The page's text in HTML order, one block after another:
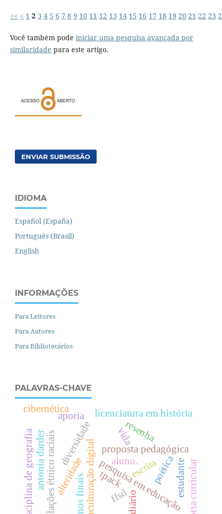
<< < 1 2 3 4 5 6 7 8 9 10 11 12 13 14 15 16 17 18 19 20 21 22 23
Você também pode iniciar uma pesquisa avançada por
similaridade para este artigo.
ENVIAR SUBMISSÃO
IDIOMA
Español (España)
Português (Brasil)
English
INFORMAÇÕES
Para Leitores
Para Autores
Para Bibliotecários
PALAVRAS-CHAVE
proposta pedagógica
enculturação digitalpesquisa em educação
escrita
diversidade
tpack
alteridade poética teoria curricular
relações étnico raciais ffsd
licenciatura em história
vida
aluno.
antonia darder resenha
estudante
diário
disciplina de geografia
aporia
cibernética
anos finais